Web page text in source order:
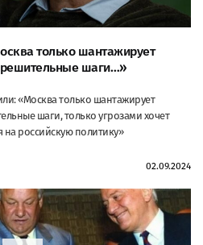
только шантажирует
решительные шаги…»
«Москва только шантажирует
шаги, только угрозами хочет
на российскую политику»
02.09.2024